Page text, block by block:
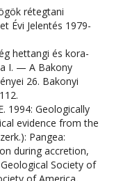
rétegtani
Évi Jelentés 1979-
hettangi és kora-
I. — A Bakony
26. Bakonyi
1994: Geologically
evidence from the
Pangea:
during accretion,
Society of